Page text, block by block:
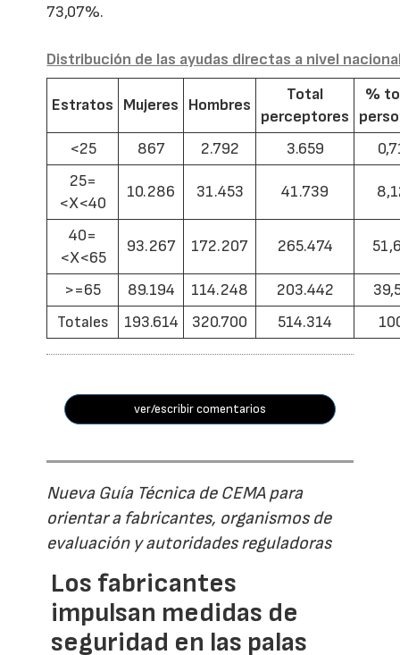
73,07%.
Distribución de las ayudas directas a nivel
Estratos Mujeres Hombres
Total
perceptores
%
<25
867 2.792 3.659
25=
<X<40
10.286 31.453 41.739
40=
<X<65
93.267 172.207 265.474
>=65 89.194 114.248 203.442
Totales
193.614 320.700 514.314
ver/escribir comentarios
Nueva Guía Técnica de CEMA para
orientar a fabricantes, organismos de
evaluación y autoridades reguladoras
Los fabricantes
impulsan medidas de
seguridad en las palas